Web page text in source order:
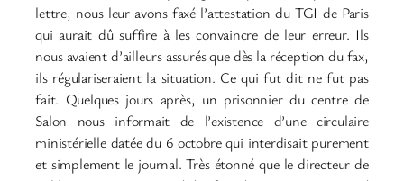
lettre, nous leur avons faxé l’attestation du TGI de Paris
qui aurait dû suffire à les convaincre de leur erreur. Ils
nous avaient d’ailleurs assurés que dès la réception du fax,
ils régulariseraient la situation. Ce qui fut dit ne fut pas
fait. Quelques jours après, un prisonnier du centre de
Salon nous informait de l’existence d’une circulaire
ministérielle datée du 6 octobre qui interdisait purement
et simplement le journal. Très étonné que le directeur de